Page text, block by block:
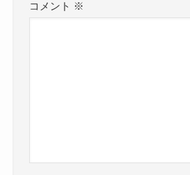
コメント ※